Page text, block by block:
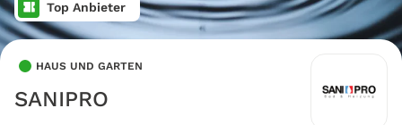
Top Anbieter
HAUS UND GARTEN
SANIPRO